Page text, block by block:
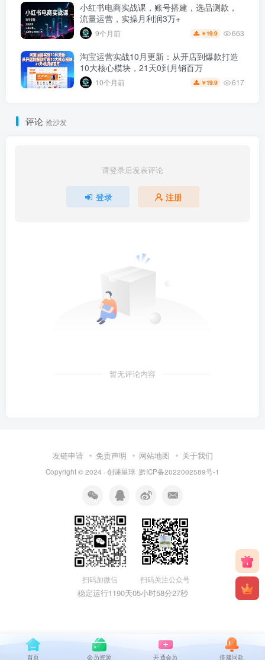
小红书电商实战课，账号搭建，选品测款，
流量运营，实操月利润3万+
9个月前 ￥ 19.9 663
淘宝运营实战10月更新：从开店到爆款打造
10大核心模块，21天0到月销百万
10个月前 ￥ 19.9 617
评论 抢沙发
请登录后发表评论
登录 注册
暂无评论内容
友链申请 免责声明 网站地图 关于我们
Copyright © 2024 · 创课星球 ·黔ICP备2022002589号-1
扫码加微信 扫码关注公众号
稳定运行1190天05小时58分27秒
首页 会员资源 开通会员 搭建同款